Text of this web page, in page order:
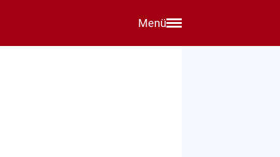
Menü